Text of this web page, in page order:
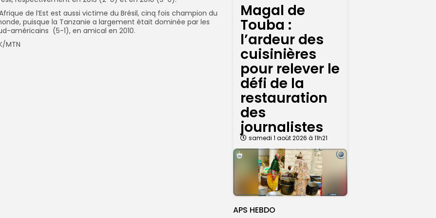
Magal de
Touba :
l’ardeur des
cuisinières
pour relever le
défi de la
restauration
des
journalistes
samedi 1 août 2026 à 11h21
APS HEBDO
de l’Est est aussi victime du Brésil, cinq fois champion du
puisque la Tanzanie a largement était dominée par les
américains (5-1), en amical en 2010.
MTN